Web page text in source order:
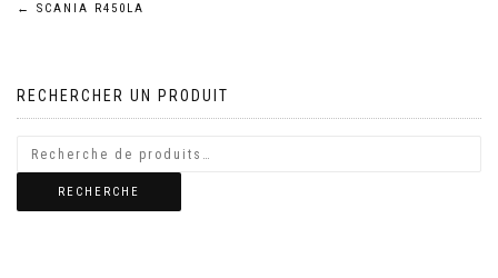
Navigation
l’article
← SCANIA R450LA
RECHERCHER UN PRODUIT
RECHERCHE